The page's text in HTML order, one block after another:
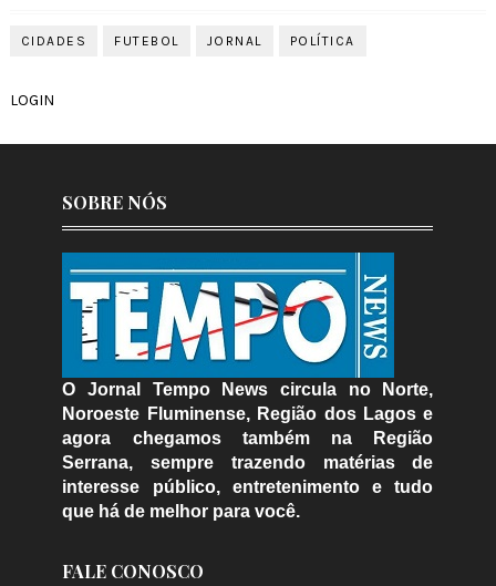
CIDADES FUTEBOL JORNAL POLÍTICA
LOGIN
SOBRE NÓS
O Jornal Tempo News circula no Norte,
Noroeste Fluminense, Região dos Lagos e
agora chegamos também na Região
Serrana, sempre trazendo matérias de
interesse público, entretenimento e tudo
que há de melhor para você.
FALE CONOSCO